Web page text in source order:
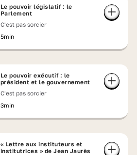
Le pouvoir législatif : le
Parlement
C'est pas sorcier
5min
Le pouvoir exécutif : le
président et le gouvernement
C'est pas sorcier
3min
« Lettre aux instituteurs et
institutrices » de Jean Jaurès